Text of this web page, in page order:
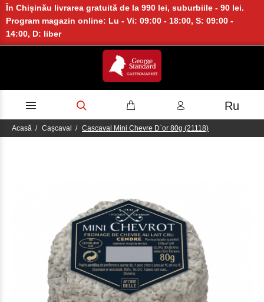
În Chișinău livrarea gratuită de la 990 lei, suburbiile - 90 lei.
Program magazin online: Lu - Vi: 09:00 - 18:00, S: 09:00 -
14:00, D: liber
Ru
Acasă Cașcaval Cascaval Mini Chevre D`or 80g (21118)